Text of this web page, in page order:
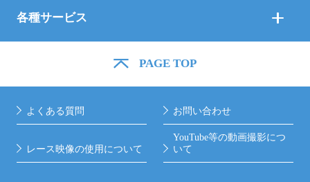
各種サービス
PAGE TOP
よくある質問 お問い合わせ
レース映像の使用について
YouTube等の動画撮影につ
いて